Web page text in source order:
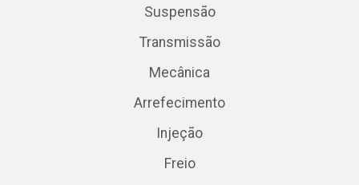
Suspensão
Transmissão
Mecânica
Arrefecimento
Injeção
Freio